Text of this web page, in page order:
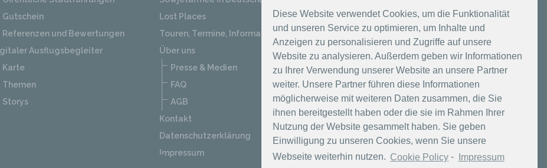
Diese Website verwendet Cookies, um die Funktionalität
und unseren Service zu optimieren, um Inhalte und
Anzeigen zu personalisieren und Zugriffe auf unsere
Website zu analysieren. Außerdem geben wir Informationen
zu Ihrer Verwendung unserer Website an unsere Partner
weiter. Unsere Partner führen diese Informationen
möglicherweise mit weiteren Daten zusammen, die Sie
ihnen bereitgestellt haben oder die sie im Rahmen Ihrer
Nutzung der Website gesammelt haben. Sie geben
Einwilligung zu unseren Cookies, wenn Sie unsere
Webseite weiterhin nutzen. Cookie Policy - Impressum
Gutschein
Referenzen und Bewertungen
Ausflugsbegleiter
Karte
Themen
Storys
Lost Places
Touren, Termine, Informationen
Über uns
Presse & Medien
FAQ
AGB
Kontakt
Datenschutzerklärung
Impressum